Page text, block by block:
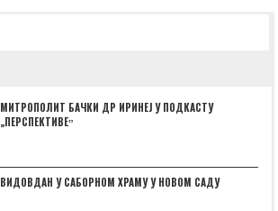
МИТРОПОЛИТ БАЧКИ ДР ИРИНЕЈ У ПОДКАСТУ
„ПЕРСПЕКТИВЕˮ
ВИДОВДАН У САБОРНОМ ХРАМУ У НОВОМ САДУ